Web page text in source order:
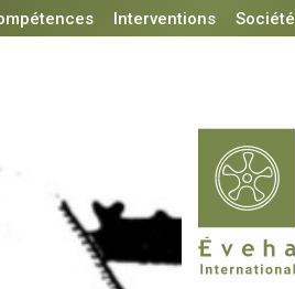
Interventions Société